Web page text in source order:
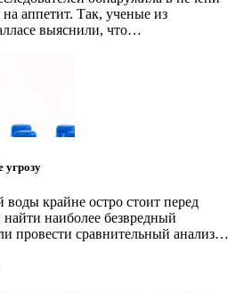
аппетит. Так, ученые из
выяснили, что…
угрозу
крайне остро стоит перед
наиболее безвредный
провести сравнительный анализ…